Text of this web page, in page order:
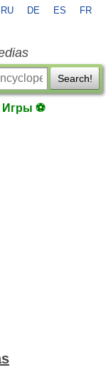
RU DE ES FR
Search!
Игры ⚽